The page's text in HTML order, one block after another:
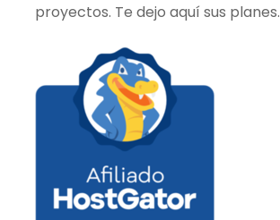
proyectos. Te dejo aquí sus planes.